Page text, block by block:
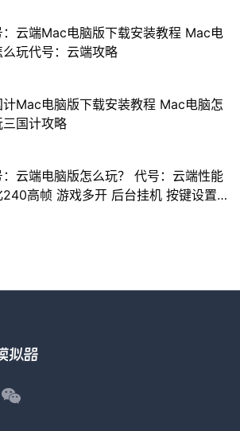
：云端Mac电脑版下载安装教程 Mac电
么玩代号：云端攻略
计Mac电脑版下载安装教程 Mac电脑怎
三国计攻略
：云端电脑版怎么玩？ 代号：云端性能
240高帧 游戏多开 后台挂机 按键设置